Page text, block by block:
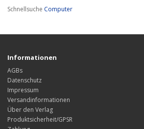
Schnellsuche Computer
Informationen
AGBs
Datenschutz
Impressum
Versandinformationen
Über den Verlag
Produktsicherheit/GPSR